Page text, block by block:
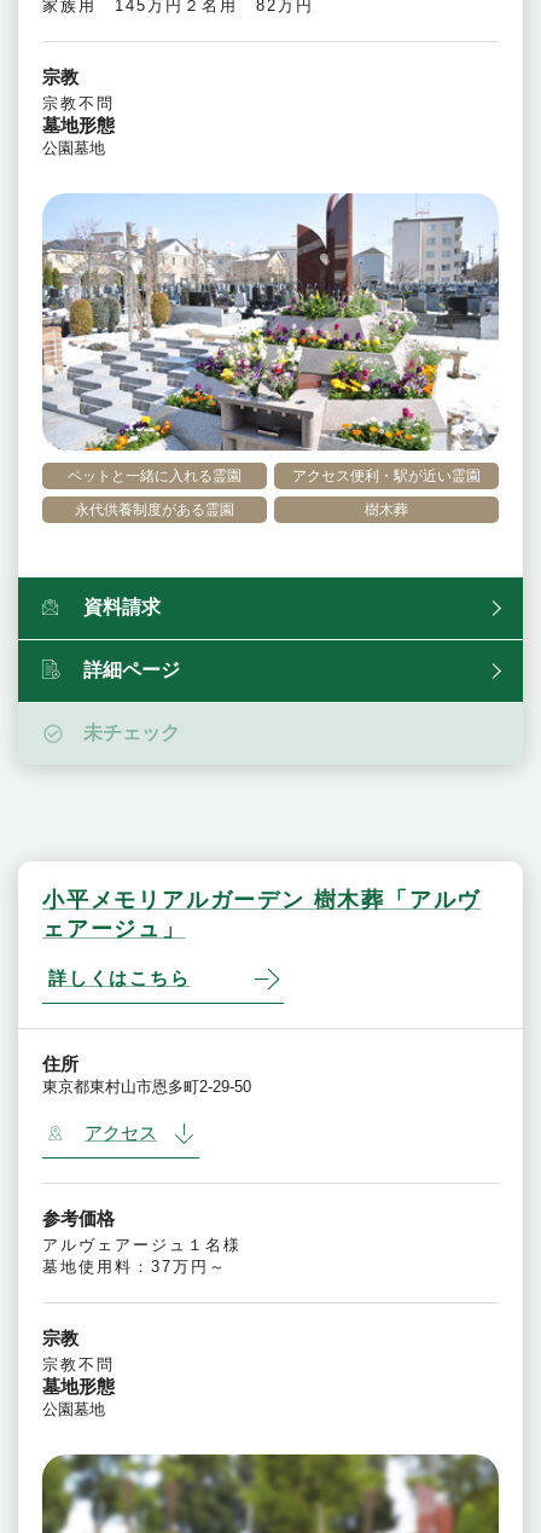
ペットと一緒に入れる霊園
アクセス便利・駅が近い霊園
永代供養制度がある霊園
樹木葬
家族用 145万円２名用 82万円
宗教
宗教不問
墓地形態
公園墓地
資料請求
詳細ページ
未チェック
小平メモリアルガーデン 樹木葬「アルヴ
ェアージュ」
詳しくはこちら
住所
東京都東村山市恩多町2-29-50
アクセス
参考価格
アルヴェアージュ１名様
墓地使用料：37万円～
宗教
宗教不問
墓地形態
公園墓地